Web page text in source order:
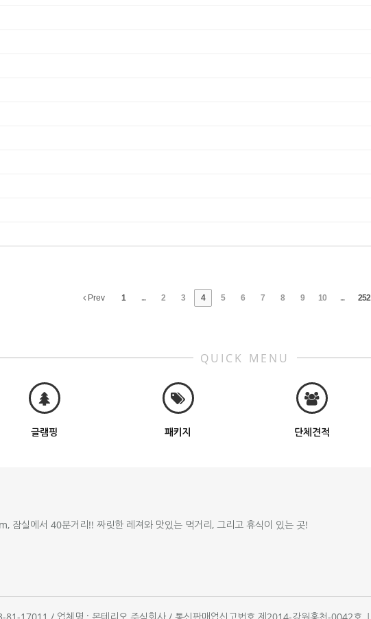
Prev 1 ... 2 3 4 5 6 7 8 9 10 ... 252
QUICK MENU
글램핑 패키지 단체견적
잠실에서 40분거리!! 짜릿한 레져와 맛있는 먹거리, 그리고 휴식이 있는 곳!